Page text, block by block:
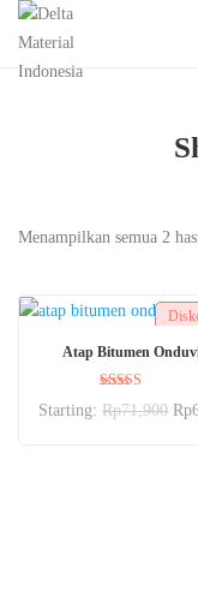
Menampilkan semua 2
Atap Bitumen
Dinilai
5.00
Starting:Rp71,900 Rp